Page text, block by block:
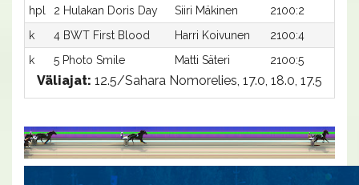
hpl
2 Hulakan Doris Day Siiri Mäkinen 2100:2
k
4 BWT First Blood Harri Koivunen 2100:4
k
5 Photo Smile Matti Säteri 2100:5
Väliajat: 12.5/Sahara Nomorelies, 17.0, 18.0, 17.5